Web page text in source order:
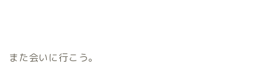
また会いに行こう。